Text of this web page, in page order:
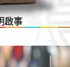
啟事